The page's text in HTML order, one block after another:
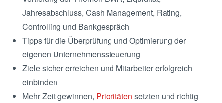
Jahresabschluss, Cash Management, Rating,
Controlling und Bankgespräch
Tipps für die Überprüfung und Optimierung der
eigenen Unternehmenssteuerung
Ziele sicher erreichen und Mitarbeiter erfolgreich
einbinden
Mehr Zeit gewinnen, Prioritäten setzten und richtig